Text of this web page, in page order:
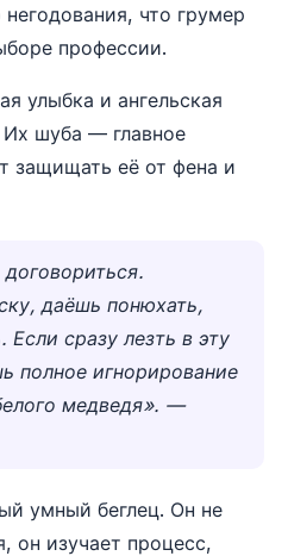
что грумер
профессии.
улыбка и ангельская
шуба — главное
защищать её от фена и
даёшь понюхать,
сразу лезть в эту
полное игнорирование
медведя». —
умный беглец. Он не
он изучает процесс,